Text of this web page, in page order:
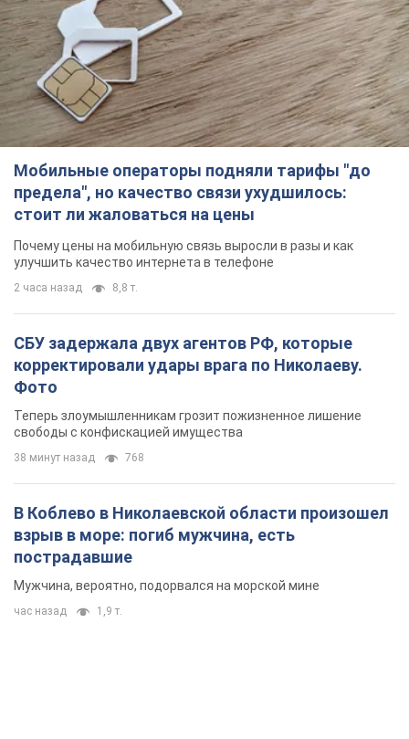
предела", но качество связи ухудшилось:
стоит ли жаловаться на цены
Почему цены на мобильную связь выросли в разы и как
улучшить качество интернета в телефоне
2 часа назад 8,8 т.
СБУ задержала двух агентов РФ, которые
корректировали удары врага по Николаеву.
Фото
свободы с конфискацией имущества
взрыв в море: погиб мужчина, есть
пострадавшие
час назад 1,9 т.